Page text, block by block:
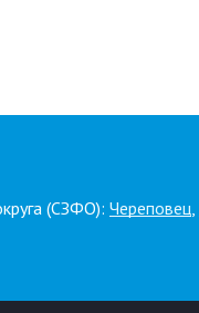
(СЗФО): Череповец,